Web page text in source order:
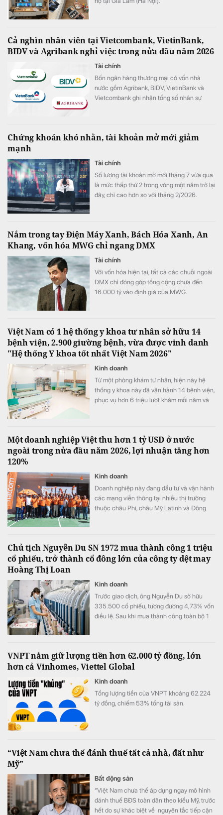
Cả nghìn nhân viên tại Vietcombank, VietinBank,
BIDV và Agribank nghỉ việc trong nửa đầu năm 2026
Tài chính
Bốn ngân hàng thương mại có vốn nhà
nước gồm Agribank, BIDV, VietinBank và
Vietcombank ghi nhận tổng số nhân sự
Chứng khoán khó nhằn, tài khoản mở mới giảm
mạnh
Tài chính
Số lượng tài khoản mở mới tháng 7 vừa qua
là mức thấp thứ 2 trong vòng một năm trở lại
đây, chỉ cao hơn so với tháng 2/2026.
Nắm trong tay Điện Máy Xanh, Bách Hóa Xanh, An
Khang, vốn hóa MWG chỉ ngang DMX
Tài chính
Với vốn hóa hiện tại, tất cả các chuỗi ngoài
DMX chỉ đóng góp tổng cộng chưa đến
16.000 tỷ vào định giá của MWG.
Việt Nam có 1 hệ thống y khoa tư nhân sở hữu 14
bệnh viện, 2.900 giường bệnh, vừa được vinh danh
"Hệ thống Y khoa tốt nhất Việt Nam 2026"
Kinh doanh
Từ một phòng khám tư nhân, hiện này hệ
thống y khoa này đã vận hành 14 bệnh viện,
phục vụ hơn 6 triệu lượt khám mỗi năm và
Một doanh nghiệp Việt thu hơn 1 tỷ USD ở nước
ngoài trong nửa đầu năm 2026, lợi nhuận tăng hơn
120%
Kinh doanh
Doanh nghiệp này đang đầu tư và vận hành
các mạng viễn thông tại nhiều thị trường
thuộc châu Phi, châu Mỹ Latinh và Đông
Chủ tịch Nguyễn Du SN 1972 mua thành công 1 triệu
cổ phiếu, trở thành cổ đông lớn của công ty dệt may
Hoàng Thị Loan
Kinh doanh
Trước giao dịch, ông Nguyễn Du sở hữu
335.500 cổ phiếu, tương đương 4,73% vốn
điều lệ. Sau khi mua thành công toàn bộ 1
VNPT nắm giữ lượng tiền hơn 62.000 tỷ đồng, lớn
hơn cả Vinhomes, Viettel Global
Kinh doanh
Tổng lượng tiền của VNPT khoảng 62.224
tỷ đồng, chiếm 53% tổng tài sản.
“Việt Nam chưa thể đánh thuế tất cả nhà, đất như
Mỹ”
Bất động sản
“Việt Nam chưa thể áp dụng ngay mô hình
đánh thuế BĐS toàn dân theo kiểu Mỹ, trước
hết do sự khác biệt về nguyên tắc tiếp cận